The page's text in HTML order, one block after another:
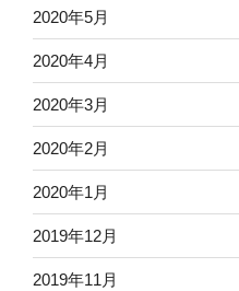
2020年5月
2020年4月
2020年3月
2020年2月
2020年1月
2019年12月
2019年11月